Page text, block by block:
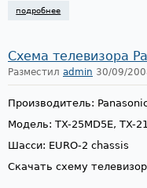
подробнее
Схема телевизора
Разместил admin 30/09/
Производитель:
Модель: TX-25MD5E, TX-
Шасси: EURO-2 chassis
Скачать схему